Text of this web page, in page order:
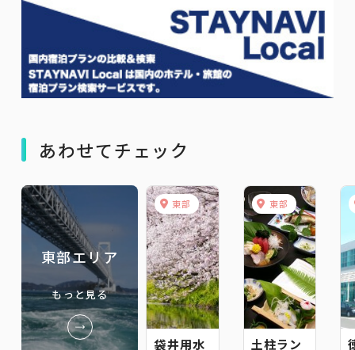
あわせてチェック
東部エリア
もっと見る
東部
袋井用水
東部
土柱ラン